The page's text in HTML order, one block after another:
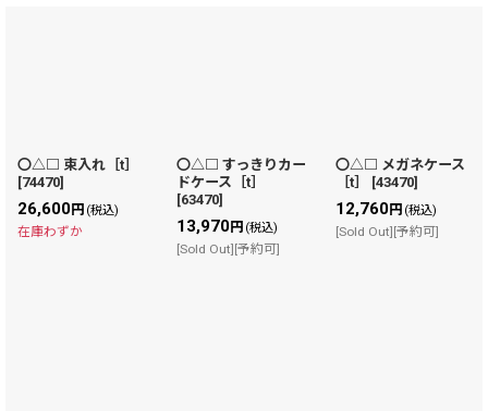
絞り込む
〇△□ 束入れ［t］
[74470]
26,600円 (税込)
在庫わずか
〇△□ すっきりカー
ドケース［t］
[63470]
13,970円 (税込)
[Sold Out][予約可]
〇△□ メガネケース
［t］
[43470]
12,760円 (税込)
[Sold Out][予約可]